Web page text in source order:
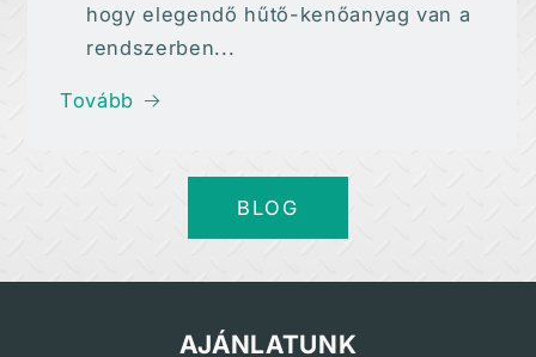
hogy elegendő hűtő-kenőanyag van a
rendszerben...
Tovább
BLOG
AJÁNLATUNK